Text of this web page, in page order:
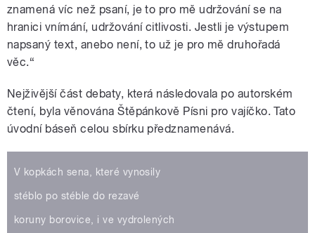
znamená víc než psaní, je to pro mě udržování se na
hranici vnímání, udržování citlivosti. Jestli je výstupem
napsaný text, anebo není, to už je pro mě druhořadá
věc.“
Nejživější část debaty, která následovala po autorském
čtení, byla věnována Štěpánkově Písni pro vajíčko. Tato
úvodní báseň celou sbírku předznamenává.
V kopkách sena, které vynosily
stéblo po stéble do rezavé
koruny borovice, i ve vydrolených